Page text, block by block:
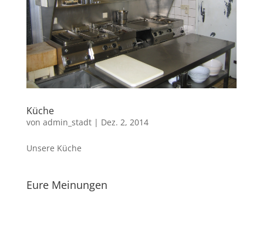
Küche
von admin_stadt| Dez. 2, 2014
Unsere Küche
Eure Meinungen